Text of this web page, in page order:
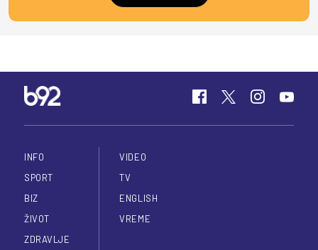
INFO
SPORT
BIZ
ŽIVOT
ZDRAVLJE
VIDEO
TV
ENGLISH
VREME